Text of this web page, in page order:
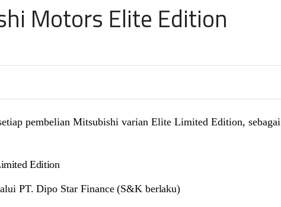
Motors Elite Edition
pembelian Mitsubishi varian Elite Limited Edition, sebagai
Edition
PT. Dipo Star Finance (S&K berlaku)